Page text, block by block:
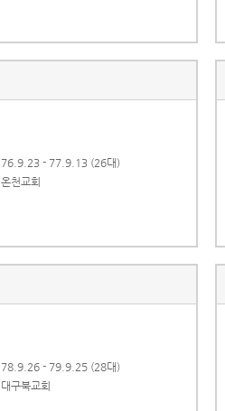
76.9.23 - 77.9.13 (26대)
온천교회
78.9.26 - 79.9.25 (28대)
대구북교회